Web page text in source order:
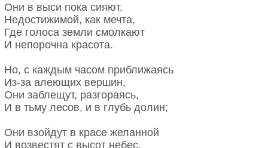
Скликая на добычу псов,
И звучный гам их голосов
Разносит бури шум пустынный.
Льет дождь, холодный, точно лед,
Кружатся листья по полянам,
И гуси длинным караваном
Над лесом держат перелет.
Но дни идут. И вот уж дымы
Встают столбами на заре,
Леса багряны, недвижимы,
Земля в морозном серебре,
Чьи-то грозные зеницы
Загоралися порою…
1851 г.
Они в выси пока сияют.
Недостижимой, как мечта,
Где голоса земли смолкают
И непорочна красота.
Но, с каждым часом приближаясь
Из-за алеющих вершин,
Они заблещут, разгораясь,
И в тьму лесов, и в глубь долин;
Они взойдут в красе желанной
И возвестят с высот небес,